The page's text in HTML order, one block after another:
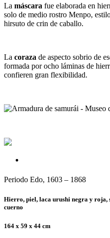
La máscara fue elaborada en
solo de medio rostro Menpo,
hirsuto de crin de caballo.
La coraza de aspecto sobrio de
formada por ocho láminas de
confieren gran flexibilidad.
Periodo Edo, 1603 – 1868
Hierro, piel, laca urushi negra y roja,
cuerno
164 x 59 x 44 cm